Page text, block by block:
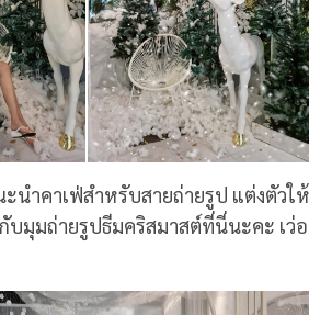
นำคาเฟ่สำหรับสายถ่ายรูป แต่งตัวให้
บมุมถ่ายรูปธีมคริสมาสต์ที่นี่นะคะ เว่อ